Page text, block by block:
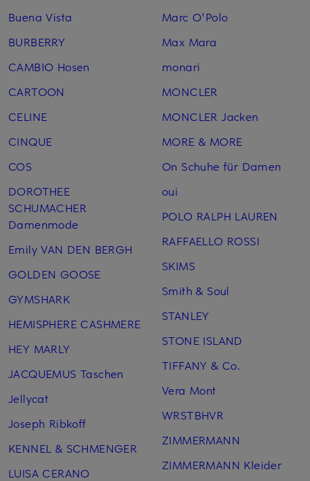
Buena Vista
BURBERRY
CAMBIO Hosen
CARTOON
CELINE
CINQUE
COS
DOROTHEE
SCHUMACHER
Damenmode
Emily VAN DEN BERGH
GOLDEN GOOSE
GYMSHARK
HEMISPHERE CASHMERE
HEY MARLY
JACQUEMUS Taschen
Jellycat
Joseph Ribkoff
KENNEL & SCHMENGER
LUISA CERANO
Marc O'Polo
Max Mara
monari
MONCLER
MONCLER Jacken
MORE & MORE
On Schuhe für Damen
oui
POLO RALPH LAUREN
RAFFAELLO ROSSI
SKIMS
Smith & Soul
STANLEY
STONE ISLAND
TIFFANY & Co.
Vera Mont
WRSTBHVR
ZIMMERMANN
ZIMMERMANN Kleider